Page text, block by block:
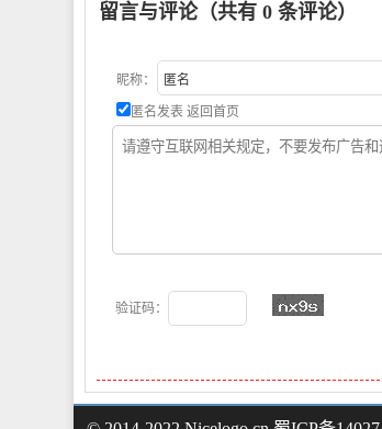
留言与评论（共有 0 条评论）
昵称：
匿名发表 返回首页
验证码：